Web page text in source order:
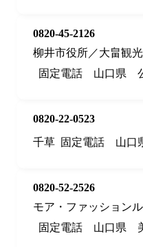
0820-45-2126
柳井市役所／大畠観
固定電話
山口県
0820-22-0523
千草 固定電話 山口
0820-52-2526
モア・ファッション
固定電話
山口県